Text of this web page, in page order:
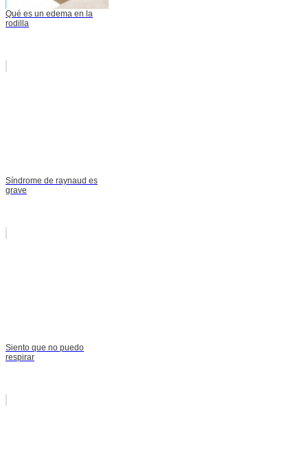
Qué es un edema en la
rodilla
Síndrome de raynaud es
grave
Siento que no puedo
respirar